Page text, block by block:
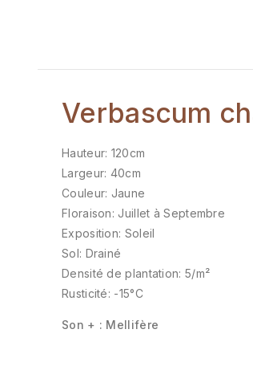
Verbascum
Hauteur: 120cm
Largeur: 40cm
Couleur: Jaune
Floraison: Juillet à Septembre
Exposition: Soleil
Sol: Drainé
Densité de plantation: 5/m²
Rusticité: -15°C
Son + : Mellifère